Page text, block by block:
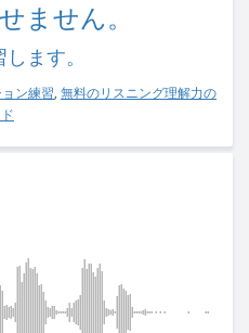
ません。
ます。
ン練習, 無料のリスニング理解力の